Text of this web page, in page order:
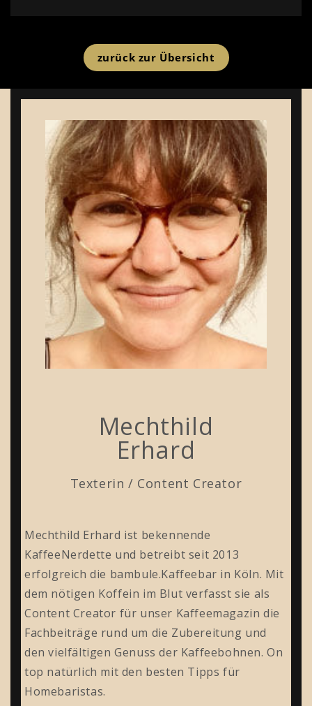
zurück zur Übersicht
Mechthild
Erhard
Texterin / Content Creator
Mechthild Erhard ist bekennende
KaffeeNerdette und betreibt seit 2013
erfolgreich die bambule.Kaffeebar in Köln. Mit
dem nötigen Koffein im Blut verfasst sie als
Content Creator für unser Kaffeemagazin die
Fachbeiträge rund um die Zubereitung und
den vielfältigen Genuss der Kaffeebohnen. On
top natürlich mit den besten Tipps für
Homebaristas.